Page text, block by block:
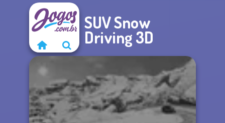
SUV Snow
Driving 3D